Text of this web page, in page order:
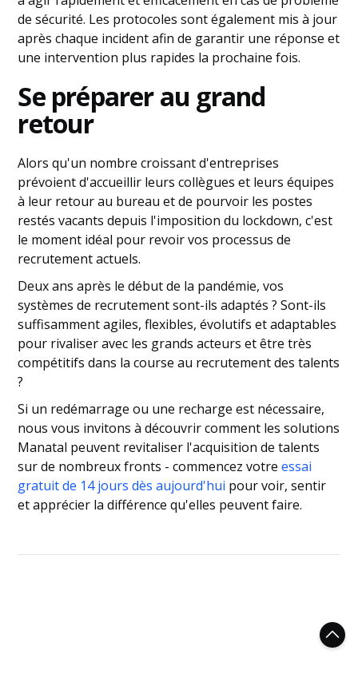
de sécurité. Les protocoles sont également mis à jour
après chaque incident afin de garantir une réponse et
une intervention plus rapides la prochaine fois.
Se préparer au grand
retour
Alors qu'un nombre croissant d'entreprises
prévoient d'accueillir leurs collègues et leurs équipes
à leur retour au bureau et de pourvoir les postes
restés vacants depuis l'imposition du lockdown, c'est
le moment idéal pour revoir vos processus de
recrutement actuels.
Deux ans après le début de la pandémie, vos
systèmes de recrutement sont-ils adaptés ? Sont-ils
suffisamment agiles, flexibles, évolutifs et adaptables
pour rivaliser avec les grands acteurs et être très
compétitifs dans la course au recrutement des talents
?
Si un redémarrage ou une recharge est nécessaire,
nous vous invitons à découvrir comment les solutions
Manatal peuvent revitaliser l'acquisition de talents
sur de nombreux fronts - commencez votreessai
gratuit de 14 jours dès aujourd'hui pour voir, sentir
et apprécier la différence qu'elles peuvent faire.